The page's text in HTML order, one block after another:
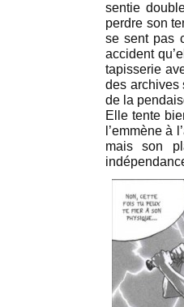
sentie
perdre son
se sent pas
accident
tapisserie
des archives
de la
Elle tente
l’emmène à
mais son